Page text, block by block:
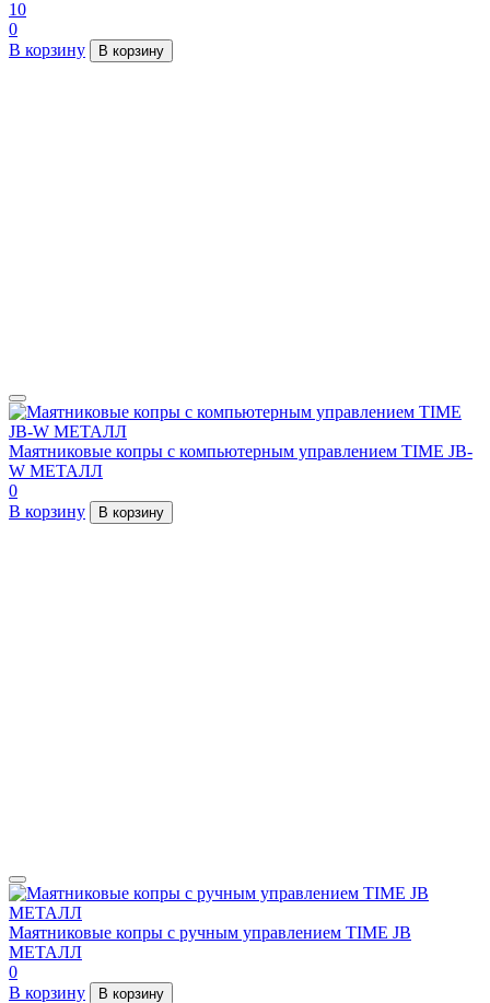
10
0
В корзину
В корзину
Маятниковые копры с компьютерным управлением TIME JB-
W МЕТАЛЛ
0
В корзину
В корзину
Маятниковые копры с ручным управлением TIME JB
МЕТАЛЛ
0
В корзину
В корзину